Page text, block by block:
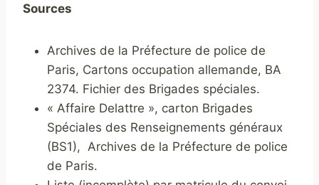
Sources
Archives de la Préfecture de police de
Paris, Cartons occupation allemande, BA
2374. Fichier des Brigades spéciales.
« Affaire Delattre », carton Brigades
Spéciales des Renseignements généraux
(BS1), Archives de la Préfecture de police
de Paris.